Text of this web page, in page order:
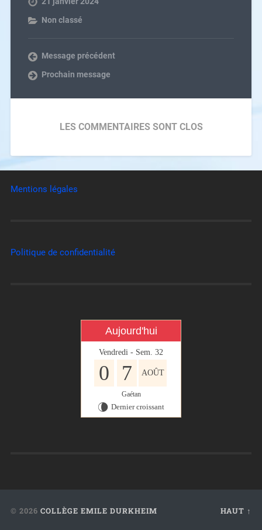
Non classé
Message précédent
Prochain message
LES COMMENTAIRES SONT CLOS
Mentions légales
Politique de confidentialité
Aujourd'hui
Vendredi - Sem. 32
0 7 AOÛT
Gaétan
V Dernier croissant
© 2026 COLLÈGE EMILE DURKHEIM HAUT ↑